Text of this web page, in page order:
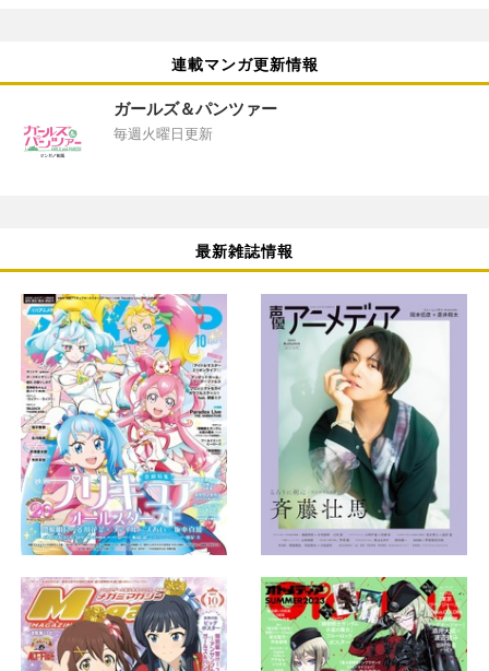
連載マンガ更新情報
ガールズ＆パンツァー
毎週火曜日更新
最新雑誌情報